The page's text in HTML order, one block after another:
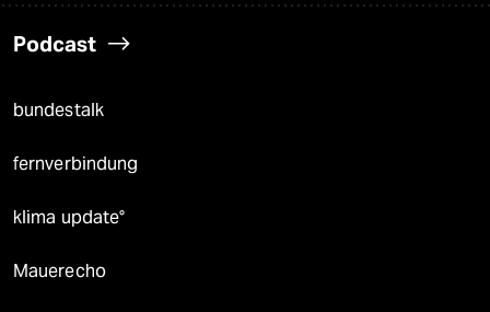
Podcast
bundestalk
fernverbindung
klima update°
Mauerecho